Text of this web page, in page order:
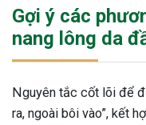
Gợi ý các
nang lông da
Nguyên tắc cốt lõi để
ra, ngoài bôi vào”, kết